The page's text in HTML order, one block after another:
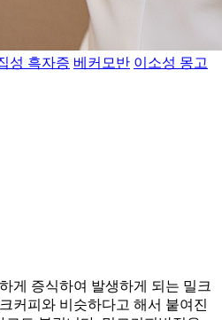
성 흑자증 베커모반 이소성 몽고
게 증식하여 발생하게 되는 밀크
커피와 비슷하다고 해서 붙여진